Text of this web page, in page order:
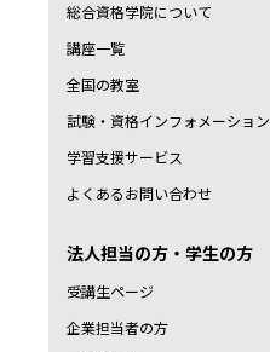
総合資格学院について
講座一覧
全国の教室
試験・資格インフォメーション
学習支援サービス
よくあるお問い合わせ
法人担当の方・学生の方
受講生ページ
企業担当者の方